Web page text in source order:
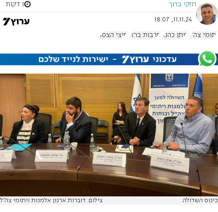
חזקי ברוך 1 דקות
11.11.24, 18:07
יתומי צה"ל מתן כהנא חרבות ברזל חיצי הצפון
כינוס השדולה צילום: דוברות ארגון אלמנות ויתומי צה"ל